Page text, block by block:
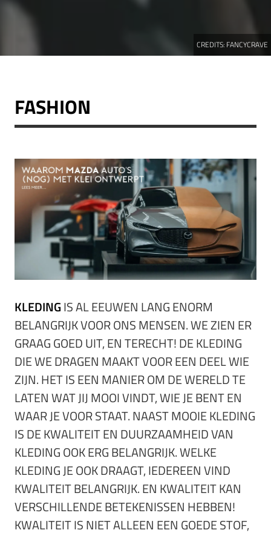
CREDITS: FANCYCRAVE
FASHION
KLEDINGIS AL EEUWEN LANG ENORM
BELANGRIJK VOOR ONS MENSEN. WE ZIEN ER
GRAAG GOED UIT, EN TERECHT! DE KLEDING
DIE WE DRAGEN MAAKT VOOR EEN DEEL WIE
ZIJN. HET IS EEN MANIER OM DE WERELD TE
LATEN WAT JIJ MOOI VINDT, WIE JE BENT EN
WAAR JE VOOR STAAT. NAAST MOOIE KLEDING
IS DE KWALITEIT EN DUURZAAMHEID VAN
KLEDING OOK ERG BELANGRIJK. WELKE
KLEDING JE OOK DRAAGT, IEDEREEN VIND
KWALITEIT BELANGRIJK. EN KWALITEIT KAN
VERSCHILLENDE BETEKENISSEN HEBBEN!
KWALITEIT IS NIET ALLEEN EEN GOEDE STOF,